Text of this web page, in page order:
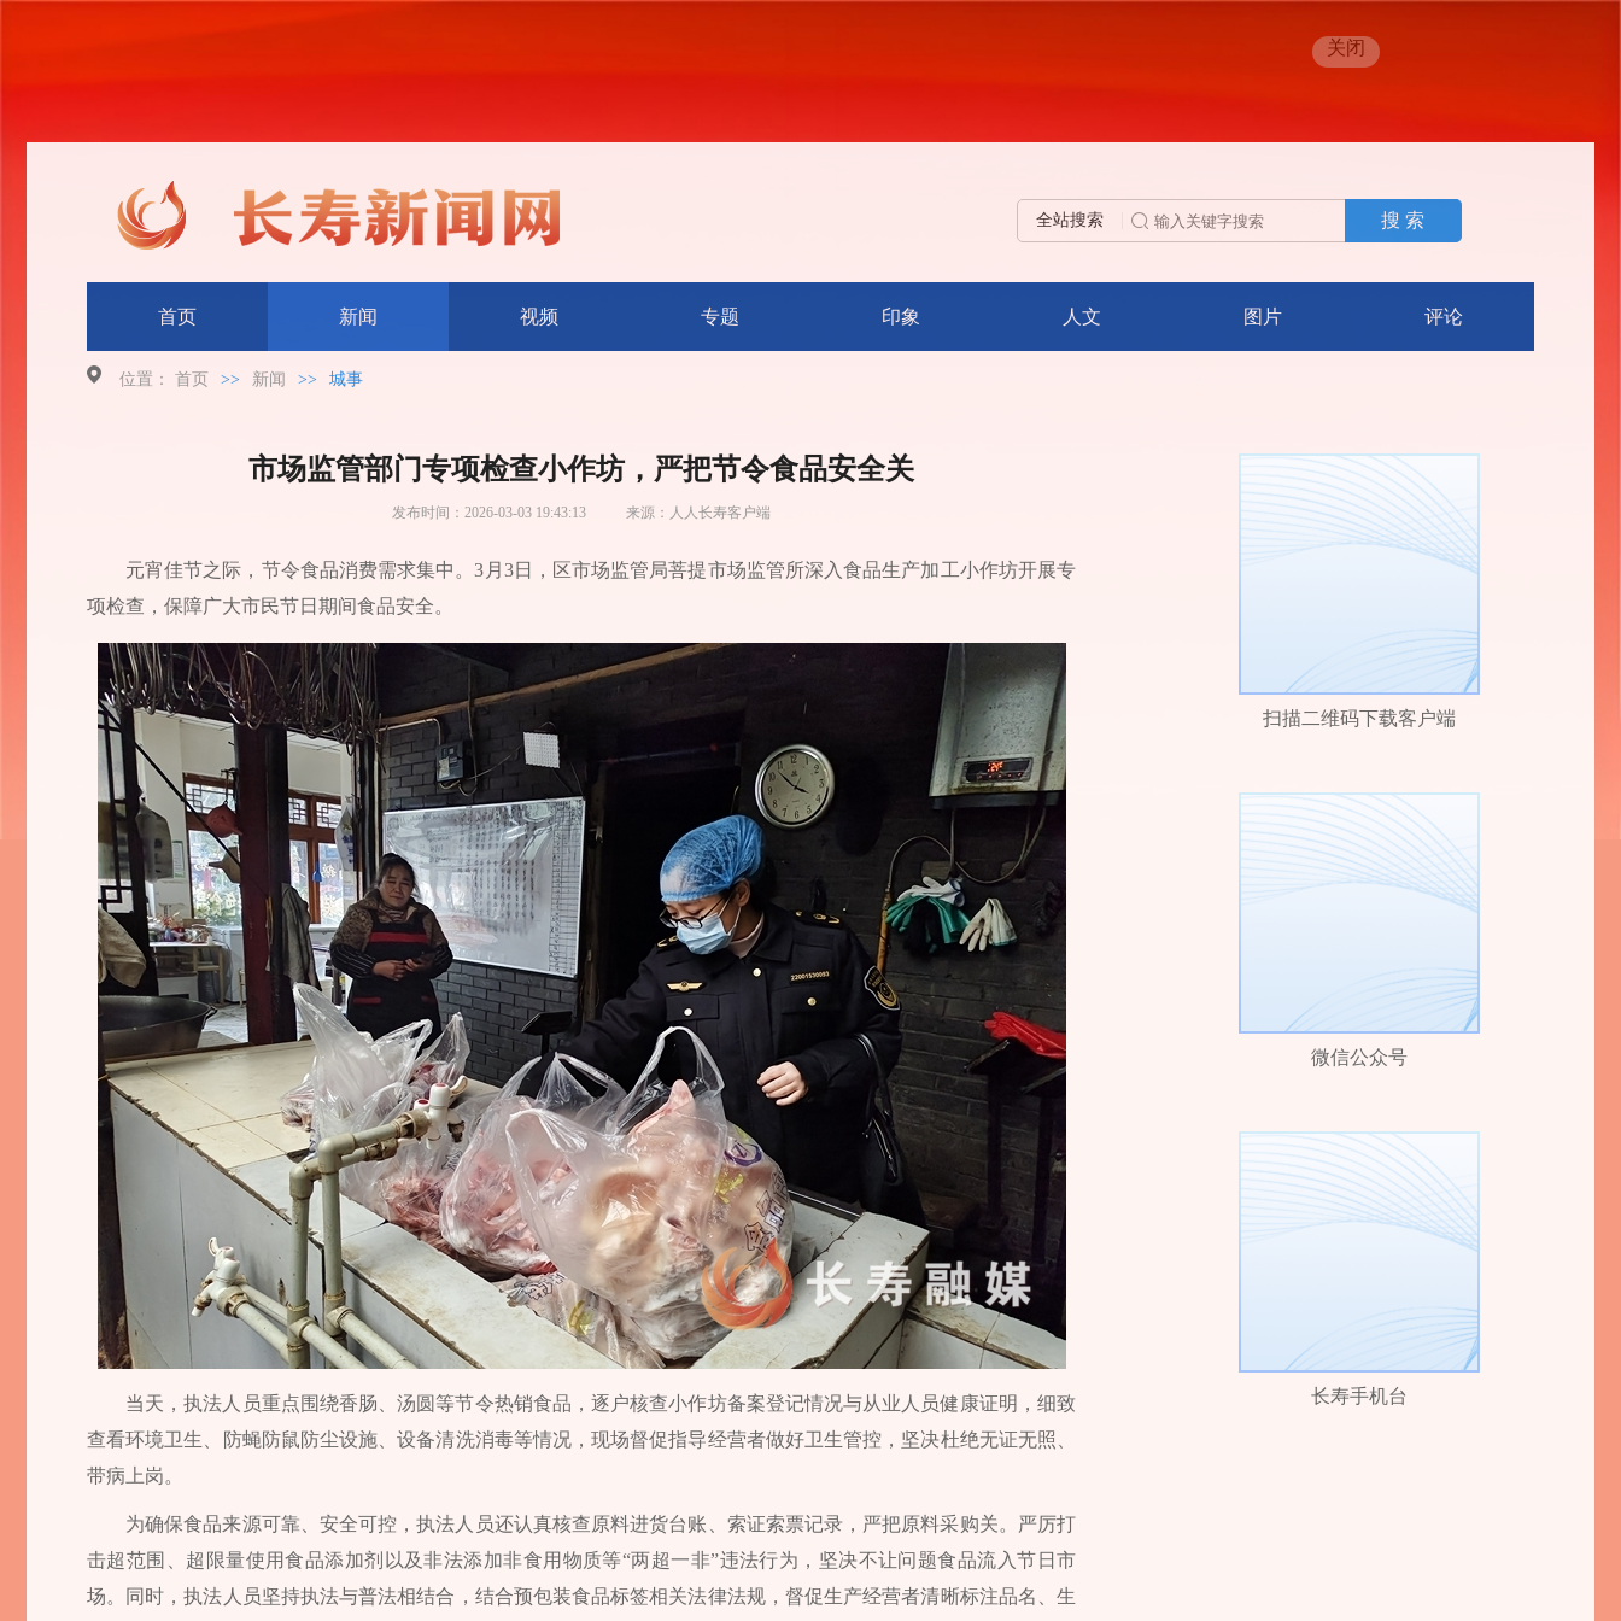
关闭
全站搜索 搜 索
首页 新闻 视频 专题 印象 人文 图片 评论
位置： 首页 >> 新闻 >> 城事
市场监管部门专项检查小作坊，严把节令食品安全关
发布时间： 2026-03-03 19:43:13 来源： 人人长寿客户端
元宵佳节之际，节令食品消费需求集中。3月3日，区市场监管局菩提市场监管所深入食品生产加工小作坊开展专
项检查，保障广大市民节日期间食品安全。
当天，执法人员重点围绕香肠、汤圆等节令热销食品，逐户核查小作坊备案登记情况与从业人员健康证明，细致
查看环境卫生、防蝇防鼠防尘设施、设备清洗消毒等情况，现场督促指导经营者做好卫生管控，坚决杜绝无证无照、
带病上岗。
为确保食品来源可靠、安全可控，执法人员还认真核查原料进货台账、索证索票记录，严把原料采购关。严厉打
击超范围、超限量使用食品添加剂以及非法添加非食用物质等“两超一非”违法行为，坚决不让问题食品流入节日市
场。同时，执法人员坚持执法与普法相结合，结合预包装食品标签相关法律法规，督促生产经营者清晰标注品名、生
扫描二维码下载客户端
微信公众号
长寿手机台